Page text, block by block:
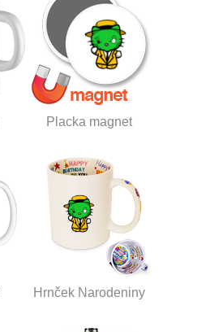
Placka magnet
Hrnček Narodeniny